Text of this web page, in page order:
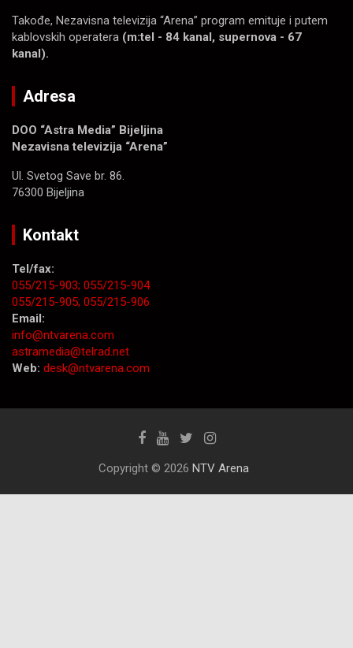
Takođe, Nezavisna televizija “Arena” program emituje i putem
kablovskih operatera (m:tel - 84 kanal, supernova - 67
kanal).
Adresa
DOO “Astra Media” Bijeljina
Nezavisna televizija “Arena”
Ul. Svetog Save br. 86.
76300 Bijeljina
Kontakt
Tel/fax:
055/215-903; 055/215-904
055/215-905; 055/215-906
Email:
info@ntvarena.com
astramedia@telrad.net
Web: desk@ntvarena.com
Copyright © 2026 NTV Arena